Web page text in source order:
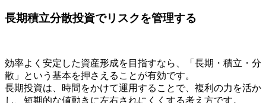
長期積立分散投資でリスクを管理する
効率よく安定した資産形成を目指すなら、「長期・積立・分
散」という基本を押さえることが有効です。
長期投資は、時間をかけて運用することで、複利の力を活か
し、短期的な値動きに左右されにくくする考え方です。